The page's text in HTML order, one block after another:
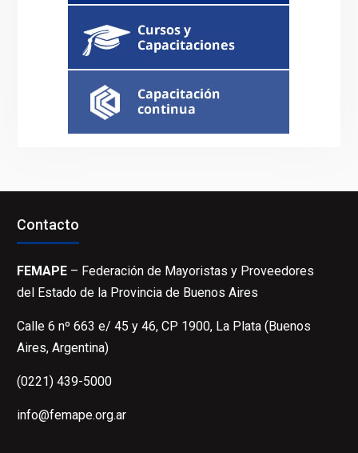
Contacto
FEMAPE – Federación de Mayoristas y Proveedores
del Estado de la Provincia de Buenos Aires
Calle 6 nº 663 e/ 45 y 46, CP 1900, La Plata (Buenos
Aires, Argentina)
(0221) 439-5000
info@femape.org.ar